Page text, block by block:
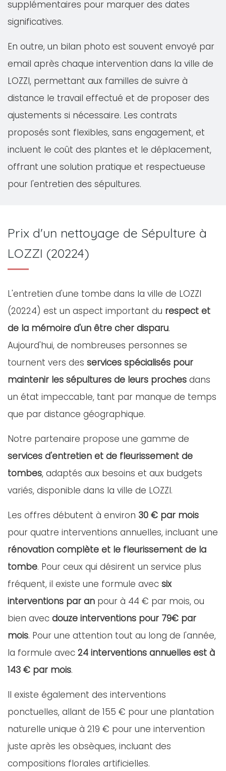
supplémentaires pour marquer des dates
significatives.
En outre, un bilan photo est souvent envoyé par
email après chaque intervention dans la ville de
LOZZI, permettant aux familles de suivre à
distance le travail effectué et de proposer des
ajustements si nécessaire. Les contrats
proposés sont flexibles, sans engagement, et
incluent le coût des plantes et le déplacement,
offrant une solution pratique et respectueuse
pour l'entretien des sépultures.
Prix d'un nettoyage de Sépulture à
LOZZI (20224)
L'entretien d'une tombe dans la ville de LOZZI
(20224) est un aspect important du respect et
de la mémoire d'un être cher disparu.
Aujourd'hui, de nombreuses personnes se
tournent vers des services spécialisés pour
maintenir les sépultures de leurs proches dans
un état impeccable, tant par manque de temps
que par distance géographique.
Notre partenaire propose une gamme de
services d'entretien et de fleurissement de
tombes, adaptés aux besoins et aux budgets
variés, disponible dans la ville de LOZZI.
Les offres débutent à environ 30 € par mois
pour quatre interventions annuelles, incluant une
rénovation complète et le fleurissement de la
tombe. Pour ceux qui désirent un service plus
fréquent, il existe une formule avec six
interventions par an pour à 44 € par mois, ou
bien avec douze interventions pour 79€ par
mois. Pour une attention tout au long de l'année,
la formule avec 24 interventions annuelles est à
143 € par mois.
Il existe également des interventions
ponctuelles, allant de 155 € pour une plantation
naturelle unique à 219 € pour une intervention
juste après les obsèques, incluant des
compositions florales artificielles.